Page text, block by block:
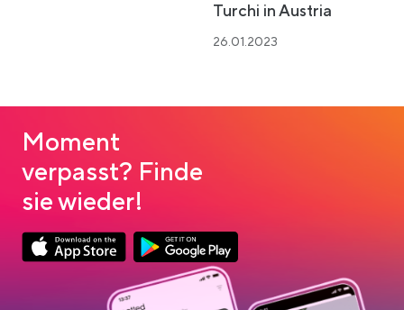
Turchi in Austria
26.01.2023
Moment
verpasst? Finde
sie wieder!
Link opens in a new tabLink opens in a new tab
Google Play Download